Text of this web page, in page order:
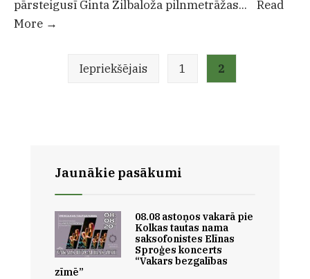
pārsteigusī Ginta Zilbaloža pilnmetrāžas...
Read
More →
tautas
numerācijaIepriekšējais 1 2
Jaunākie pasākumi
08.08 astoņos vakarā pie
Kolkas tautas nama
saksofonistes Elīnas
Sproģes koncerts
“Vakars bezgalības
zīmē”